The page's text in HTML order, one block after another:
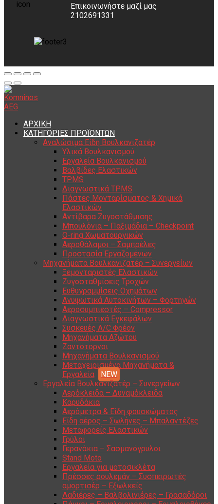
Επικοινωνήστε μαζί μας
2102691331
ΑΡΧΙΚΗ
ΚΑΤΗΓΟΡΙΕΣ ΠΡΟΪΟΝΤΩΝ
Αναλώσιμα Είδη Βουλκανιζατέρ
Υλικά Βουλκανισμού
Εργαλεία Βουλκανισμού
Βαλβίδες Ελαστικών
TPMS
Διαγνωστικά TPMS
Πάστες Μονταρίσματος & Χημικά
Ελαστικών
Αντίβαρα Ζυγοστάθμισης
Μπουλόνια – Παξιμάδια – Checkpoint
O-ring Χωματουργικών
Αεροθάλαμοι – Σαμπρέλες
Προστασία Εργαζομένων
Μηχανήματα Βουλκανιζατέρ – Συνεργείων
Ξεμονταριστές Ελαστικών
Ζυγοσταθμίσεις Τροχών
Ευθυγραμμίσεις Οχημάτων
Ανυψωτικά Αυτοκινήτων – Φορτηγών
Αεροσυμπιεστές – Compressor
Διαγνωστικά Εγκεφάλων
Συσκευές A/C Φρέον
Μηχανήματα Αζώτου
Ζαντότορνοι
Μηχανήματα Βουλκανισμού
Μεταχειρισμένα Μηχανήματα &
Εργαλεία
Εργαλεία Βουλκανιζατέρ – Συνεργείων
Αερόκλειδα – Δυναμόκλειδα
Καρυδάκια
Αερόμετρα & Είδη φουσκώματος
Είδη αέρος – Σωλήνες – Μπαλαντέζες
Μεταφορείς Ελαστικών
Γρύλοι
Γερανάκια – Σασμανόγρυλοι
Stand Moto
Εργαλεία για μοτοσικλέτα
Πρέσσες ρουλεμάν – Συσπειρωτές
αμορτισέρ – Εξωλκείς
Λαδιέρες – Βαλβολινιέρες – Γρασαδόροι